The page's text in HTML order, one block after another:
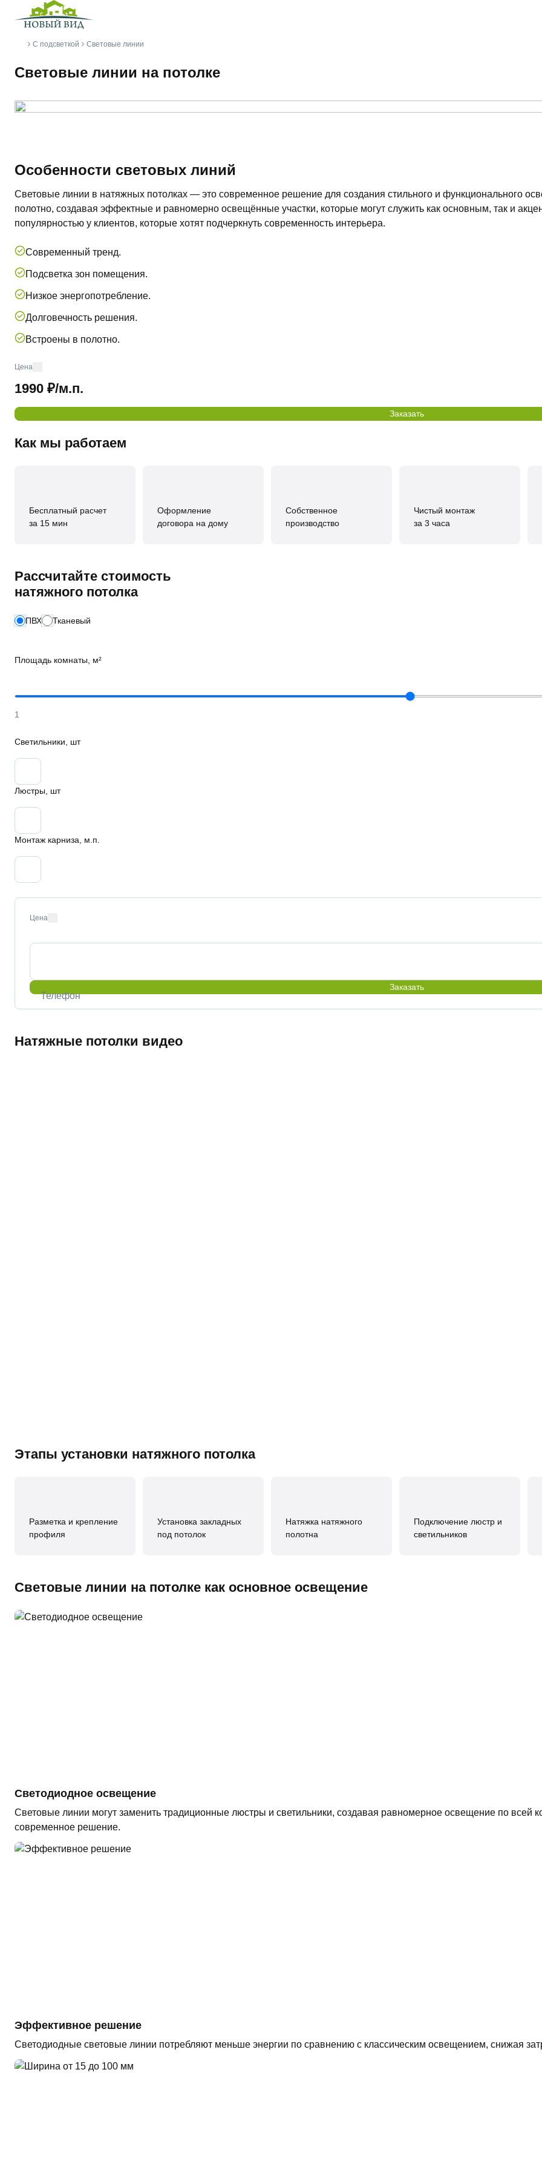
Главная
С подсветкой Световые линии
Световые линии на потолке
Особенности световых линий
Световые линии в натяжных потолках — это современное решение для создания стильного и функционального
полотно, создавая эффектные и равномерно освещённые участки, которые могут служить как основным, так и
популярностью у клиентов, которые хотят подчеркнуть современность интерьера.
Современный тренд.
Подсветка зон помещения.
Низкое энергопотребление.
Долговечность решения.
Встроены в полотно.
Цена
1990 ₽/м.п.
Заказать
Как мы работаем
Бесплатный расчет
за 15 мин
Оформление
договора на дому
Собственное
производство
Чистый монтаж
за 3 часа
Рассчитайте стоимость
натяжного потолка
ПВХ Тканевый
Площадь комнаты, м²
1
Светильники, шт
Люстры, шт
Монтаж карниза, м.п.
Цена
Телефон
Натяжные потолки видео
Этапы установки натяжного потолка
Разметка и крепление
профиля
Установка закладных
под потолок
Натяжка натяжного
полотна
Подключение люстр и
светильников
Световые линии на потолке как основное освещение
Светодиодное освещение
Световые линии могут заменить традиционные люстры и светильники, создавая равномерное освещение по всей
современное решение.
Эффективное решение
Светодиодные световые линии потребляют меньше энергии по сравнению с классическим освещением, снижая